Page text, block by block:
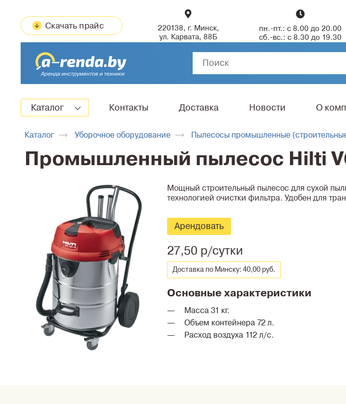
Скачать прайс
220138, г. Минск,
ул. Карвата, 88Б
пн.-пт.: с 8.00 до 20.00
сб.-вс.: с 8.30 до 19.30
Каталог Контакты Доставка Новости О
Каталог Уборочное оборудование Пылесосы промышленные
Промышленный пылесос Hilti
Мощный строительный пылесос для сухой
технологией очистки фильтра. Удобен для
Арендовать
27,50 р/сутки
Доставка по Минску: 40,00 руб.
Основные характеристики
Масса 31 кг.
Объем контейнера 72 л.
Расход воздуха 112 л/с.